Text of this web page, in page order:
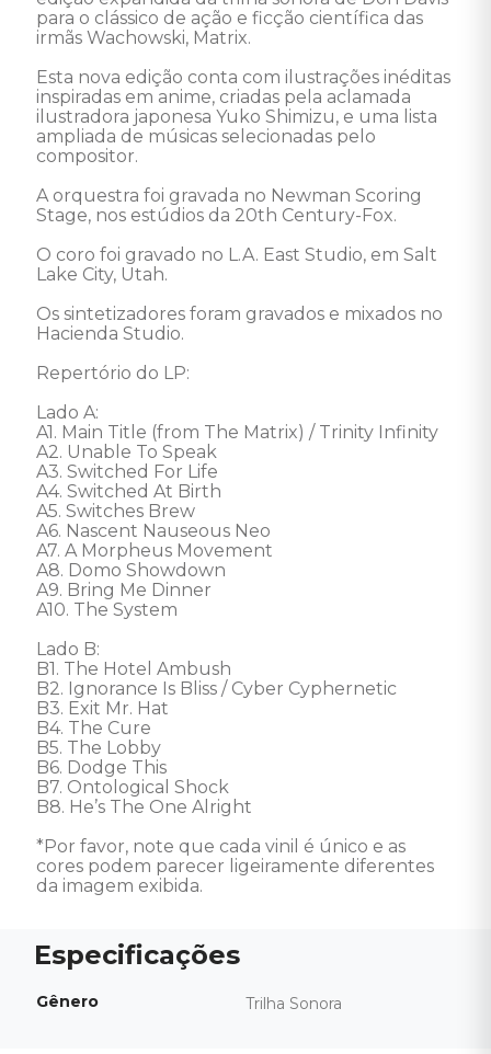
para o clássico de ação e ficção científica das
irmãs Wachowski, Matrix.
Esta nova edição conta com ilustrações inéditas
inspiradas em anime, criadas pela aclamada
ilustradora japonesa Yuko Shimizu, e uma lista
ampliada de músicas selecionadas pelo
compositor.
A orquestra foi gravada no Newman Scoring
Stage, nos estúdios da 20th Century-Fox.
O coro foi gravado no L.A. East Studio, em Salt
Lake City, Utah.
Os sintetizadores foram gravados e mixados no
Hacienda Studio.
Repertório do LP:
Lado A:
A1. Main Title (from The Matrix) / Trinity Infinity
A2. Unable To Speak
A3. Switched For Life
A4. Switched At Birth
A5. Switches Brew
A6. Nascent Nauseous Neo
A7. A Morpheus Movement
A8. Domo Showdown
A9. Bring Me Dinner
A10. The System
Lado B:
B1. The Hotel Ambush
B2. Ignorance Is Bliss / Cyber Cyphernetic
B3. Exit Mr. Hat
B4. The Cure
B5. The Lobby
B6. Dodge This
B7. Ontological Shock
B8. He’s The One Alright
*Por favor, note que cada vinil é único e as
cores podem parecer ligeiramente diferentes
da imagem exibida.
Gênero Trilha Sonora